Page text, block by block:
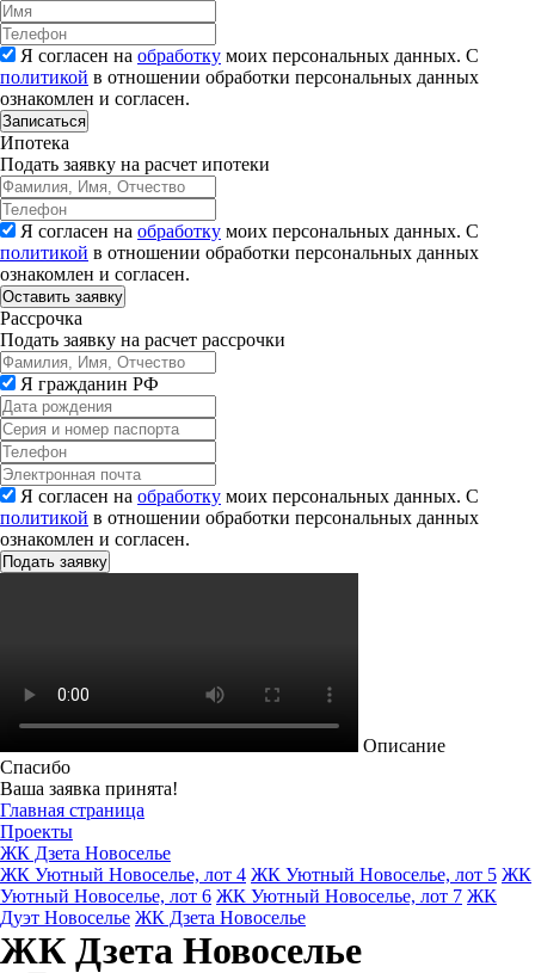
Я согласен на обработку моих персональных данных. С
политикой в отношении обработки персональных данных
ознакомлен и согласен.
Записаться
Ипотека
Подать заявку на расчет ипотеки
Я согласен на обработку моих персональных данных. С
политикой в отношении обработки персональных данных
ознакомлен и согласен.
Рассрочка
Подать заявку на расчет рассрочки
Я гражданин РФ
Я согласен на обработку моих персональных данных. С
политикой в отношении обработки персональных данных
ознакомлен и согласен.
Описание
Спасибо
Ваша заявка принята!
Главная страница
Проекты
ЖК Дзета Новоселье
ЖК Уютный Новоселье, лот 4 ЖК Уютный Новоселье, лот 5 ЖК
Уютный Новоселье, лот 6 ЖК Уютный Новоселье, лот 7 ЖК
Дуэт Новоселье ЖК Дзета Новоселье
ЖК Дзета Новоселье